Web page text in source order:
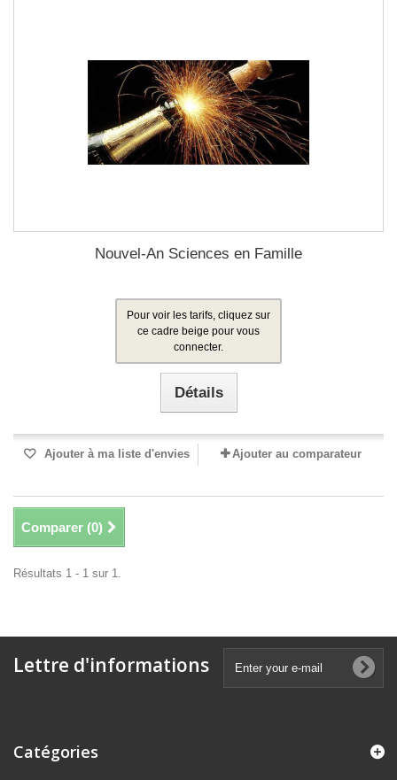
Nouvel-An Sciences en Famille
Pour voir les tarifs, cliquez sur
ce cadre beige pour vous
connecter.
Détails
Ajouter à ma liste d'envies Ajouter au comparateur
Comparer (0)
Résultats 1 - 1 sur 1.
Lettre d'informations
Catégories